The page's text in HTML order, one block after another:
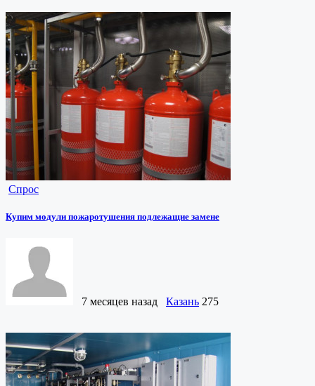
Спрос
Купим модули пожаротушения подлежащие замене
7 месяцев назад Казань 275